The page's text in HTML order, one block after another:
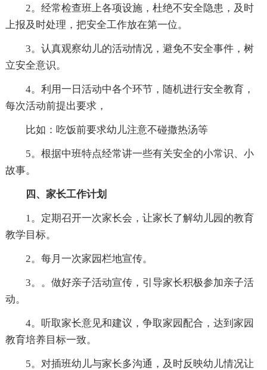
2。经常检查班上各项设施，杜绝不安全隐患，及时
上报及时处理，把安全工作放在第一位。
3。认真观察幼儿的活动情况，避免不安全事件，树
立安全意识。
4。利用一日活动中各个环节，随机进行安全教育，
每次活动前提出要求，
比如：吃饭前要求幼儿注意不碰撒热汤等
5。根据中班特点经常讲一些有关安全的小常识、小
故事。
四、家长工作计划
1。定期召开一次家长会，让家长了解幼儿园的教育
教学目标。
2。每月一次家园栏地宣传。
3。。做好亲子活动宣传，引导家长积极参加亲子活
动。
4。听取家长意见和建议，争取家园配合，达到家园
教育培养目标一致。
5。对插班幼儿与家长多沟通，及时反映幼儿情况让